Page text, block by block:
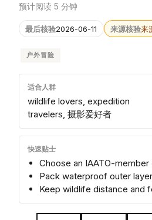
预计阅读 5 分钟
最后核验2026-06-11 来源核验来
户外冒险
适合人群
wildlife lovers, expedition
travelers, 摄影爱好者
快速贴士
Choose an IAATO-
Pack waterproof outer
Keep wildlife distance and